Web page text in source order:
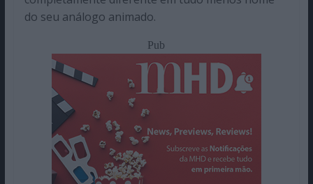
do seu análogo animado.
Pub